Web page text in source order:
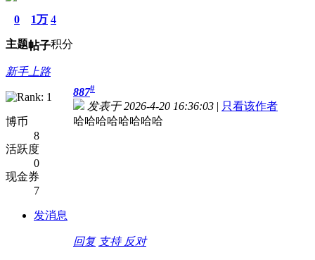
0
主题
1万
帖子
4
积分
新手上路
博币
8
活跃度
0
现金券
7
发消息
887#
发表于 2026-4-20 16:36:03 | 只看该作者
哈哈哈哈哈哈哈哈
回复 支持 反对